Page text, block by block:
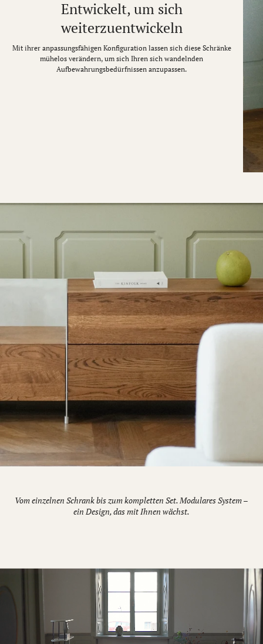
Entwickelt, um sich
weiterzuentwickeln
Mit ihrer anpassungsfähigen Konfiguration lassen sich diese Schränke
mühelos verändern, um sich Ihren sich wandelnden
Aufbewahrungsbedürfnissen anzupassen.
Vom einzelnen Schrank bis zum kompletten Set. Modulares System –
ein Design, das mit Ihnen wächst.